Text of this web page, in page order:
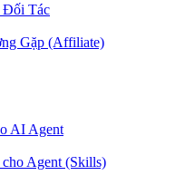
Đối Tác
Gặp (Affiliate)
AI Agent
Agent (Skills)